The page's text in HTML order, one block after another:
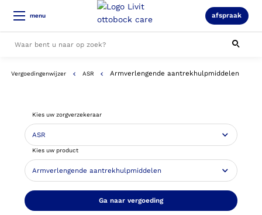
menu afspraak
Alle resultaten
Vergoedingenwijzer ASR Armverlengende aantrekhulpmiddelen
Kies uw zorgverzekeraar
Kies uw product
Ga naar vergoeding